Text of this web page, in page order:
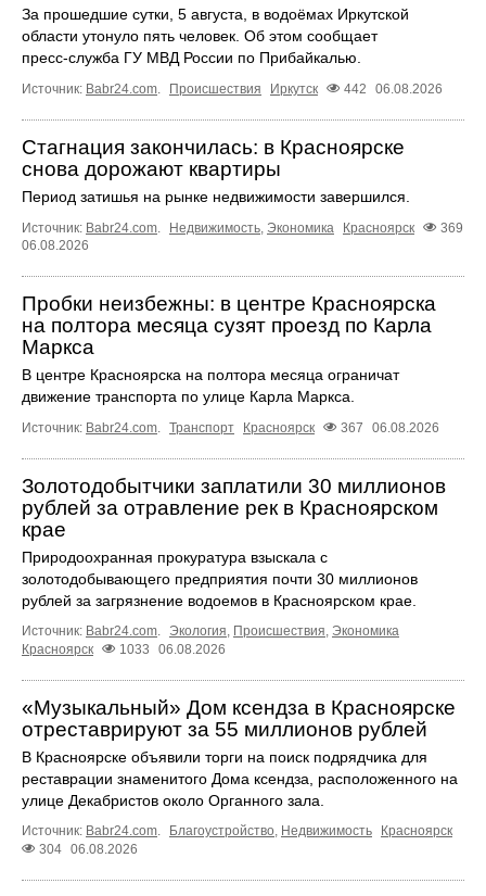
За прошедшие сутки, 5 августа, в водоёмах Иркутской
области утонуло пять человек. Об этом сообщает
пресс‑служба ГУ МВД России по Прибайкалью.
Источник: Babr24.com. Происшествия Иркутск 442 06.08.2026
Стагнация закончилась: в Красноярске
снова дорожают квартиры
Период затишья на рынке недвижимости завершился.
Источник: Babr24.com. Недвижимость, Экономика Красноярск
369
06.08.2026
Пробки неизбежны: в центре Красноярска
на полтора месяца сузят проезд по Карла
Маркса
В центре Красноярска на полтора месяца ограничат
движение транспорта по улице Карла Маркса.
Источник: Babr24.com. Транспорт Красноярск 367 06.08.2026
Золотодобытчики заплатили 30 миллионов
рублей за отравление рек в Красноярском
крае
Природоохранная прокуратура взыскала с
золотодобывающего предприятия почти 30 миллионов
рублей за загрязнение водоемов в Красноярском крае.
Источник: Babr24.com. Экология, Происшествия, Экономика
Красноярск
1033 06.08.2026
«Музыкальный» Дом ксендза в Красноярске
отреставрируют за 55 миллионов рублей
В Красноярске объявили торги на поиск подрядчика для
реставрации знаменитого Дома ксендза, расположенного на
улице Декабристов около Органного зала.
Источник: Babr24.com. Благоустройство, Недвижимость
Красноярск
304 06.08.2026